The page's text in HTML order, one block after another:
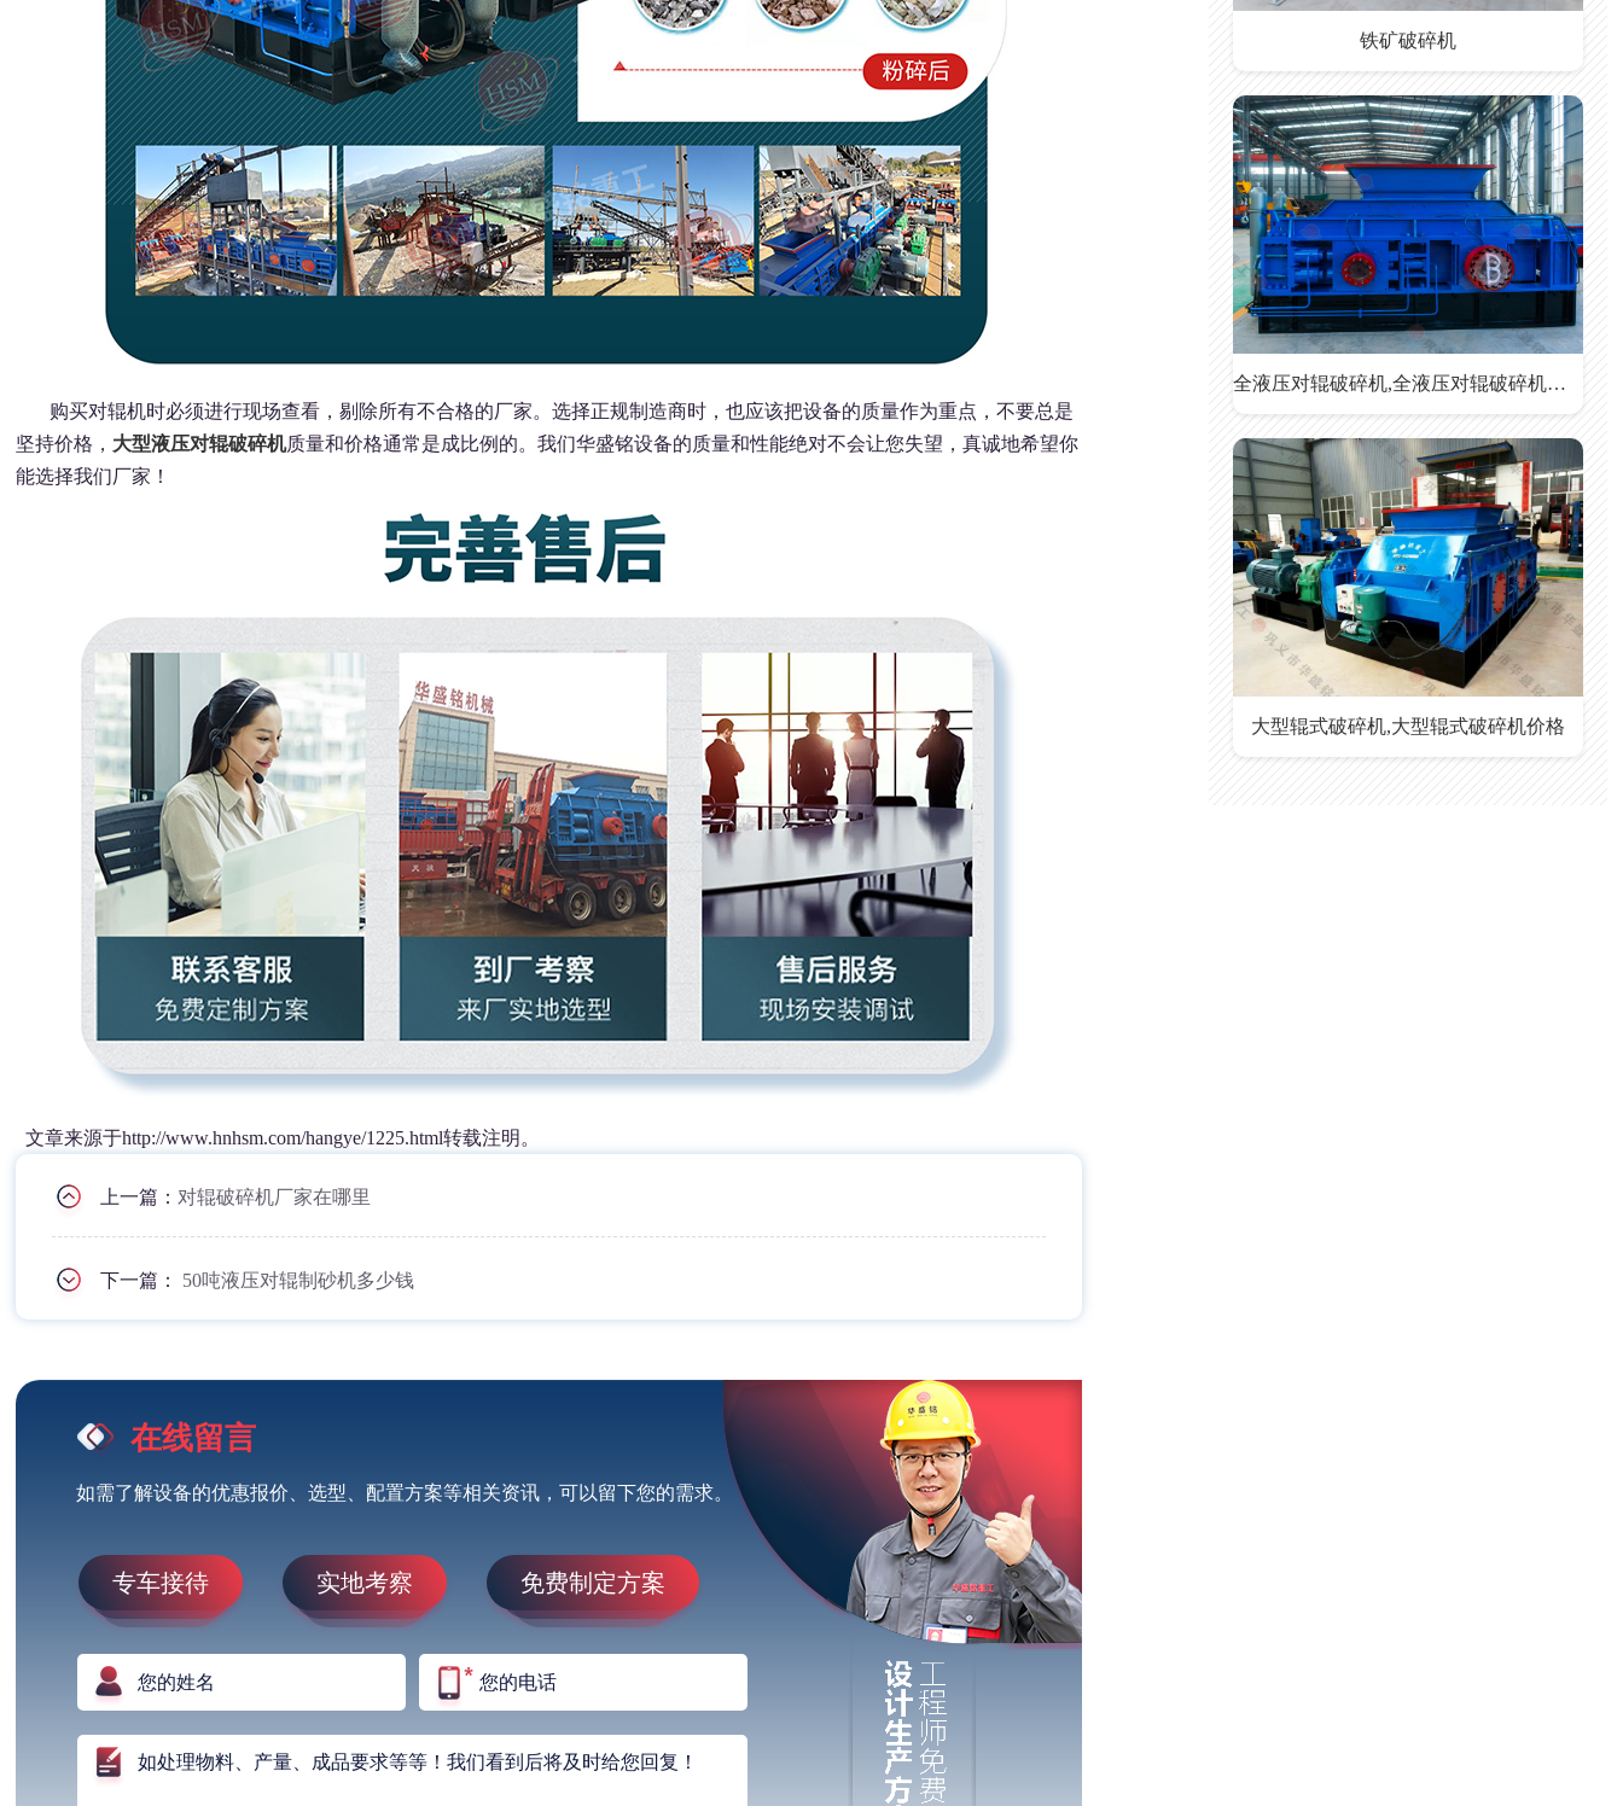
购买对辊机时必须进行现场查看，剔除所有不合格的厂家。选择正规制造商时，也应该把设备的质量作为重点，不要总是
坚持价格， 大型液压对辊破碎机质量和价格通常是成比例的。我们华盛铭设备的质量和性能绝对不会让您失望，真诚地希望你
能选择我们厂家！
文章来源于http://www.hnhsm.com/hangye/1225.html转载注明。
上一篇： 对辊破碎机厂家在哪里
下一篇： 50吨液压对辊制砂机多少钱
在线留言
如需了解设备的优惠报价、选型、配置方案等相关资讯，可以留下您的需求。
专车接待 实地考察 免费制定方案
铁矿破碎机
全液压对辊破碎机,全液压对辊破碎机价格
大型辊式破碎机,大型辊式破碎机价格